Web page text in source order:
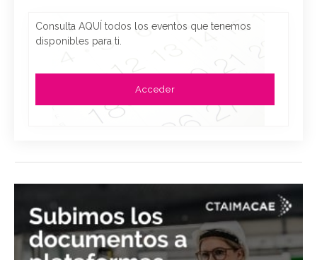
Consulta AQUÍ todos los eventos que tenemos
disponibles para ti.
Acceder